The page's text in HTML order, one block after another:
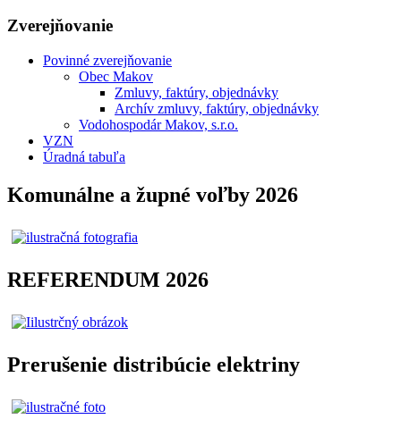
Zverejňovanie
Povinné zverejňovanie
Obec Makov
Zmluvy, faktúry, objednávky
Archív zmluvy, faktúry, objednávky
Vodohospodár Makov, s.r.o.
VZN
Úradná tabuľa
Komunálne a župné voľby 2026
REFERENDUM 2026
Prerušenie distribúcie elektriny